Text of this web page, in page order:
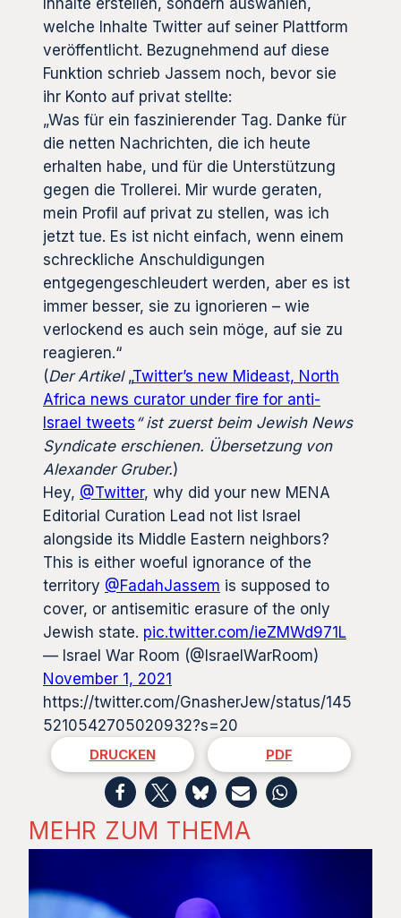
welche Inhalte Twitter auf seiner Plattform
veröffentlicht. Bezugnehmend auf diese
Funktion schrieb Jassem noch, bevor sie
ihr Konto auf privat stellte:
„Was für ein faszinierender Tag. Danke für
die netten Nachrichten, die ich heute
erhalten habe, und für die Unterstützung
gegen die Trollerei. Mir wurde geraten,
mein Profil auf privat zu stellen, was ich
jetzt tue. Es ist nicht einfach, wenn einem
schreckliche Anschuldigungen
entgegengeschleudert werden, aber es ist
immer besser, sie zu ignorieren – wie
verlockend es auch sein möge, auf sie zu
reagieren.“
(Der Artikel „Twitter’s new Mideast, North
Africa news curator under fire for anti-
Israel tweets “ ist zuerst beim Jewish News
Syndicate erschienen. Übersetzung von
Alexander Gruber.)
Hey, @Twitter, why did your new MENA
Editorial Curation Lead not list Israel
alongside its Middle Eastern neighbors?
This is either woeful ignorance of the
territory @FadahJassem is supposed to
cover, or antisemitic erasure of the only
Jewish state. pic.twitter.com/ieZMWd971L
— Israel War Room (@IsraelWarRoom)
November 1, 2021
https://twitter.com/GnasherJew/status/145
5210542705020932?s=20
DRUCKEN PDF
MEHR ZUM THEMA